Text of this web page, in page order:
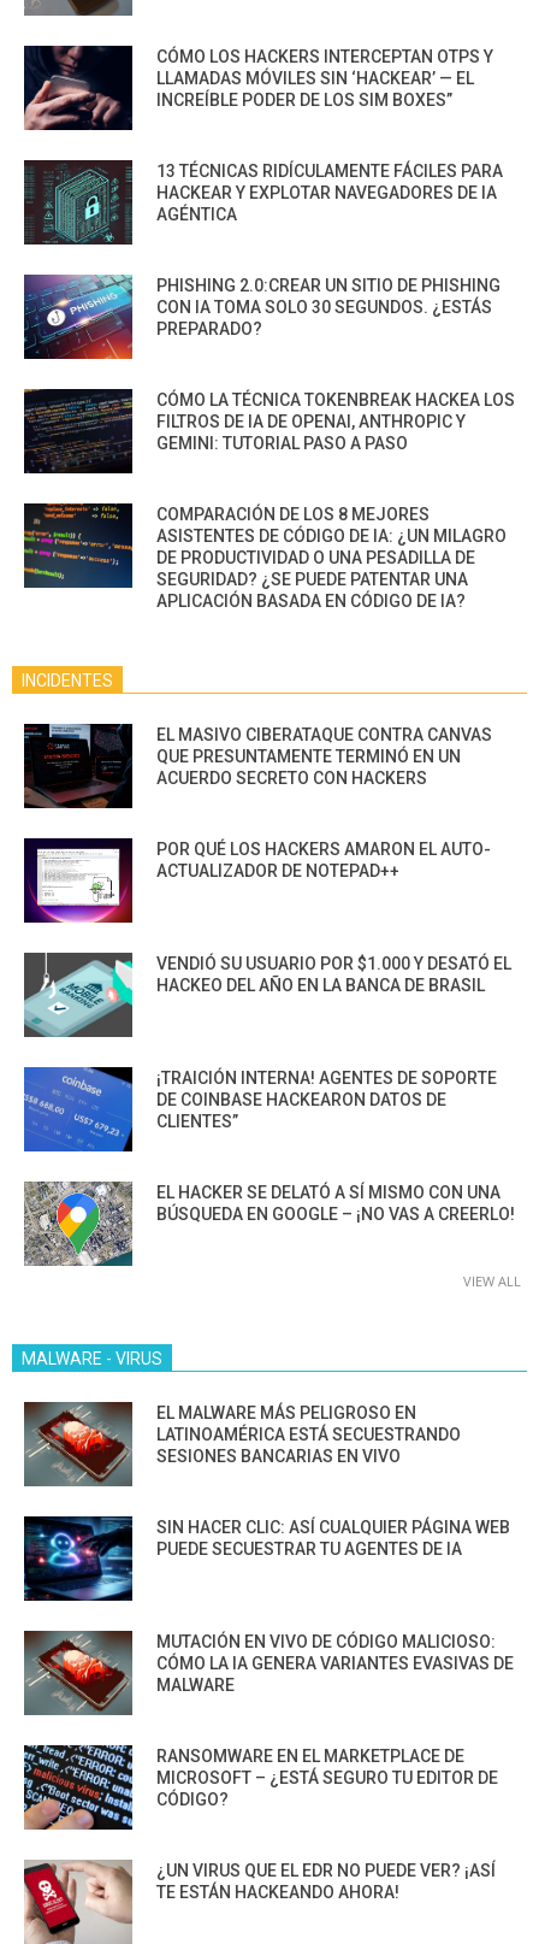
CÓMO LOS HACKERS INTERCEPTAN OTPS Y
LLAMADAS MÓVILES SIN ‘HACKEAR’ — EL
INCREÍBLE PODER DE LOS SIM BOXES”
13 TÉCNICAS RIDÍCULAMENTE FÁCILES PARA
HACKEAR Y EXPLOTAR NAVEGADORES DE IA
AGÉNTICA
PHISHING 2.0:CREAR UN SITIO DE PHISHING
CON IA TOMA SOLO 30 SEGUNDOS. ¿ESTÁS
PREPARADO?
CÓMO LA TÉCNICA TOKENBREAK HACKEA LOS
FILTROS DE IA DE OPENAI, ANTHROPIC Y
GEMINI: TUTORIAL PASO A PASO
COMPARACIÓN DE LOS 8 MEJORES
ASISTENTES DE CÓDIGO DE IA: ¿UN MILAGRO
DE PRODUCTIVIDAD O UNA PESADILLA DE
SEGURIDAD? ¿SE PUEDE PATENTAR UNA
APLICACIÓN BASADA EN CÓDIGO DE IA?
INCIDENTES
EL MASIVO CIBERATAQUE CONTRA CANVAS
QUE PRESUNTAMENTE TERMINÓ EN UN
ACUERDO SECRETO CON HACKERS
POR QUÉ LOS HACKERS AMARON EL AUTO-
ACTUALIZADOR DE NOTEPAD++
VENDIÓ SU USUARIO POR $1.000 Y DESATÓ EL
HACKEO DEL AÑO EN LA BANCA DE BRASIL
¡TRAICIÓN INTERNA! AGENTES DE SOPORTE
DE COINBASE HACKEARON DATOS DE
CLIENTES”
EL HACKER SE DELATÓ A SÍ MISMO CON UNA
BÚSQUEDA EN GOOGLE – ¡NO VAS A CREERLO!
VIEW ALL
MALWARE - VIRUS
EL MALWARE MÁS PELIGROSO EN
LATINOAMÉRICA ESTÁ SECUESTRANDO
SESIONES BANCARIAS EN VIVO
SIN HACER CLIC: ASÍ CUALQUIER PÁGINA WEB
PUEDE SECUESTRAR TU AGENTES DE IA
MUTACIÓN EN VIVO DE CÓDIGO MALICIOSO:
CÓMO LA IA GENERA VARIANTES EVASIVAS DE
MALWARE
RANSOMWARE EN EL MARKETPLACE DE
MICROSOFT – ¿ESTÁ SEGURO TU EDITOR DE
CÓDIGO?
¿UN VIRUS QUE EL EDR NO PUEDE VER? ¡ASÍ
TE ESTÁN HACKEANDO AHORA!